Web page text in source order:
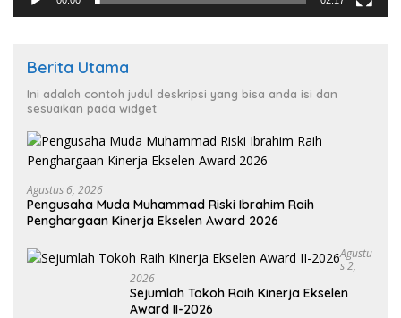
Berita Utama
Ini adalah contoh judul deskripsi yang bisa anda isi dan
sesuaikan pada widget
Agustus 6, 2026
Pengusaha Muda Muhammad Riski Ibrahim Raih
Penghargaan Kinerja Ekselen Award 2026
Agustu
S 2,
2026
Sejumlah Tokoh Raih Kinerja Ekselen
Award II-2026